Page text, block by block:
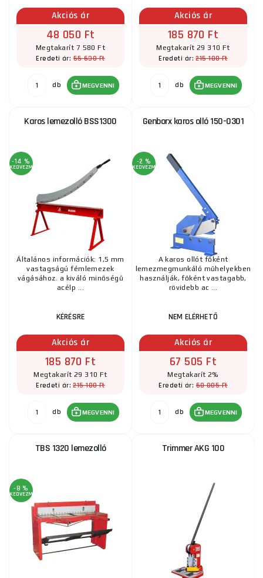
Akciós ár
48 050 Ft
Megtakarít 7 580 Ft
Eredeti ár:55 630 Ft
db MEGVENNI
Akciós ár
185 870 Ft
Megtakarít 29 310 Ft
Eredeti ár:215 180 Ft
db MEGVENNI
Karos lemezolló BSS1300
-14 %
KEDVEZMÉNY
Általános információk: 1,5 mm
vastagságú fémlemezek
vágásához. a kiváló minőségű
acélp ...
KÉRÉSRE
Akciós ár
185 870 Ft
Megtakarít 29 310 Ft
Eredeti ár:215 180 Ft
db MEGVENNI
Genborx karos olló 150-0301
-2 %
KEDVEZMÉNY
A karos ollót főként
lemezmegmunkáló műhelyekben
használják, főként vastagabb,
rövidebb ac ...
NEM ELÉRHETŐ
Akciós ár
67 505 Ft
Megtakarít 2%
Eredeti ár:68 885 Ft
db MEGVENNI
TBS 1320 lemezolló
-8 %
KEDVEZMÉNY
Trimmer AKG 100